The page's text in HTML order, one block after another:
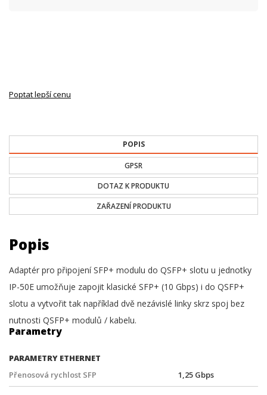
Poptat lepší cenu
POPIS
GPSR
DOTAZ K PRODUKTU
ZAŘAZENÍ PRODUKTU
Popis
Adaptér pro připojení SFP+ modulu do QSFP+ slotu u jednotky
IP-50E umožňuje zapojit klasické SFP+ (10 Gbps) i do QSFP+
slotu a vytvořit tak například dvě nezávislé linky skrz spoj bez
nutnosti QSFP+ modulů / kabelu.
Parametry
PARAMETRY ETHERNET
Přenosová rychlost SFP
1,25 Gbps